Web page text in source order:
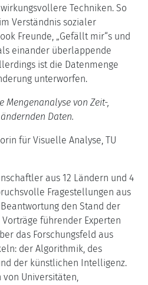
Techniken. So
Verständnis sozialer
Freunde, „Gefällt mir“s und
einander überlappende
ist die Datenmenge
unterworfen.
Mengenanalyse von Zeit-,
Daten.
für Visuelle Analyse, TU
aus 12 Ländern und 4
Fragestellungen aus
den Stand der
führender Experten
das Forschungsfeld aus
der Algorithmik, des
der künstlichen Intelligenz.
von Universitäten,